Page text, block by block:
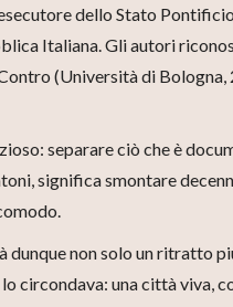
dello Stato
Italiana. Gli autori
(Università di
separare ciò che è
significa smontare
dunque non solo un ritratto
circondava: una città viva,